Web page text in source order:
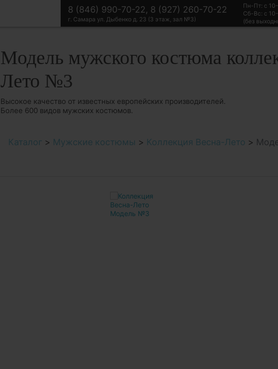
8 (846) 990-70-22, 8 (927) 260-70-22
г. Самара ул. Дыбенко д. 23 (3 этаж, зал №3)
Пн-Пт: с
Сб-Вс: с
(без
Модель мужского костюма
Лето №3
Высокое качество от известных европейских производителей.
Более 600 видов мужских костюмов.
Каталог > Мужские костюмы > Коллекция Весна-Лето >